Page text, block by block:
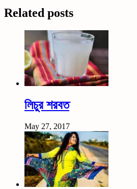
Related posts
লিচুর শরবত
May 27, 2017